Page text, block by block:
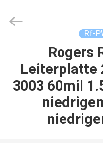
HAUSE
PRODUKTE
Rf-
Rogers
Leiterplatte
3003 60mil